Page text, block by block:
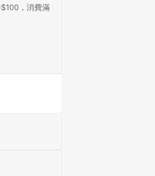
，消費滿